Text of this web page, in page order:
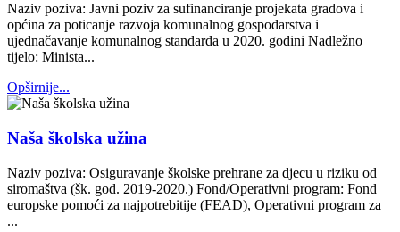
Naziv poziva: Javni poziv za sufinanciranje projekata gradova i
općina za poticanje razvoja komunalnog gospodarstva i
ujednačavanje komunalnog standarda u 2020. godini Nadležno
tijelo: Minista...
Opširnije...
Naša školska užina
Naziv poziva: Osiguravanje školske prehrane za djecu u riziku od
siromaštva (šk. god. 2019-2020.) Fond/Operativni program: Fond
europske pomoći za najpotrebitije (FEAD), Operativni program za
...